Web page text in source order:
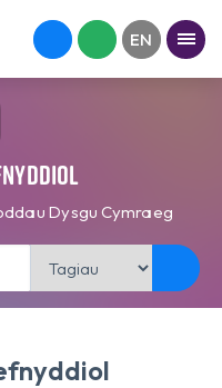
Dysgu Cymraeg